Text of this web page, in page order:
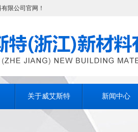
限公司官网！
关于威艾斯特 新闻中心